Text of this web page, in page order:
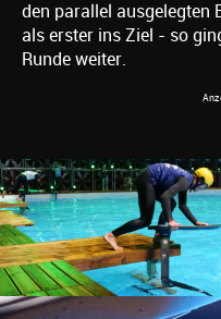
den parallel ausgelegten
als erster ins Ziel - so
Runde weiter.